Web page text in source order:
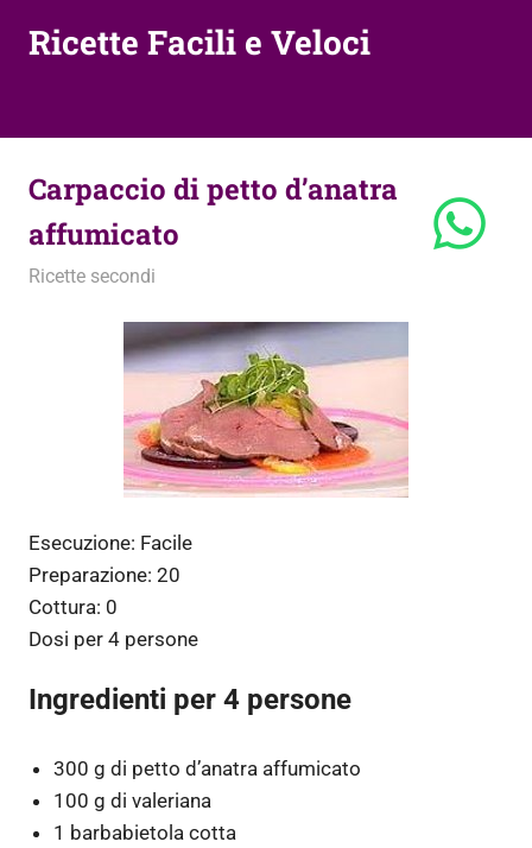
Ricette Facili e Veloci
Carpaccio di petto d’anatra
affumicato
22 Novembre 2012
admin
Ricette secondi
Esecuzione: Facile
Preparazione: 20
Cottura: 0
Dosi per 4 persone
Ingredienti per 4 persone
300 g di petto d’anatra affumicato
100 g di valeriana
1 barbabietola cotta